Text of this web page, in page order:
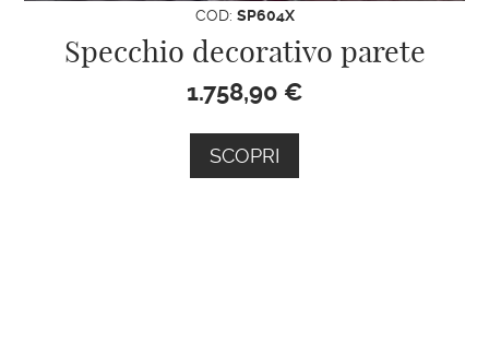
COD: SP604X
Specchio decorativo parete
1.758,90 €
SCOPRI